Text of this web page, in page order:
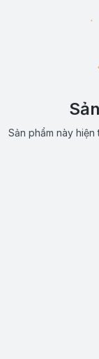
Sản phẩm này